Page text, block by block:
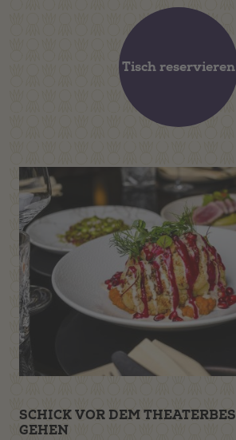
Tisch reservieren
SCHICK VOR DEM
GEHEN